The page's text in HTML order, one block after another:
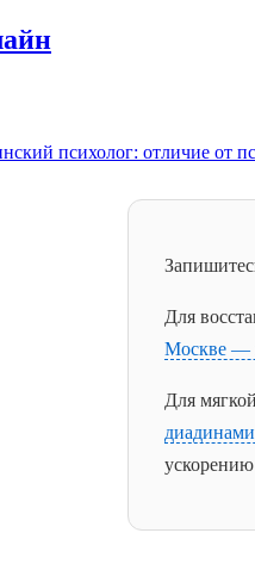
психолог: отличие от
Для
Москве —
Для
ускорению